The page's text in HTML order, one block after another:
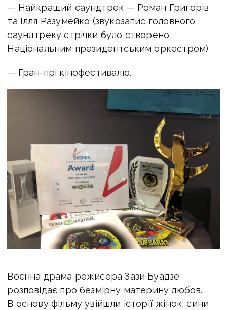
— Найкращий саундтрек — Роман Григорів
та Ілля Разумейко (звукозапис головного
саундтреку стрічки було створено
Національним президентським оркестром)
— Гран-прі кінофестивалю.
Воєнна драма режисера Зази Буадзе
розповідає про безмірну материну любов.
В основу фільму увійшли історії жінок, сини